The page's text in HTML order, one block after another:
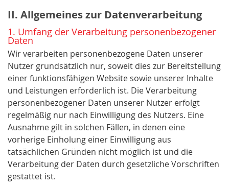
II. Allgemeines zur Datenverarbeitung
1. Umfang der Verarbeitung personenbezogener
Daten
Wir verarbeiten personenbezogene Daten unserer
Nutzer grundsätzlich nur, soweit dies zur Bereitstellung
einer funktionsfähigen Website sowie unserer Inhalte
und Leistungen erforderlich ist. Die Verarbeitung
personenbezogener Daten unserer Nutzer erfolgt
regelmäßig nur nach Einwilligung des Nutzers. Eine
Ausnahme gilt in solchen Fällen, in denen eine
vorherige Einholung einer Einwilligung aus
tatsächlichen Gründen nicht möglich ist und die
Verarbeitung der Daten durch gesetzliche Vorschriften
gestattet ist.